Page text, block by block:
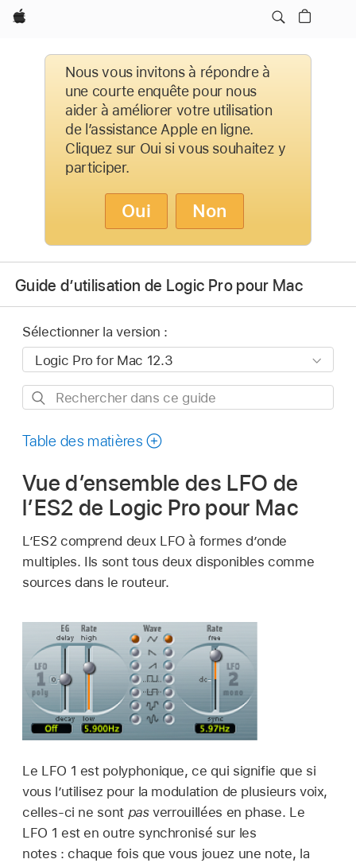
Apple
Nous vous invitons à répondre à
une courte enquête pour nous
aider à améliorer votre utilisation
de l’assistance Apple en ligne.
Cliquez sur Oui si vous souhaitez y
participer.
Oui Non
Guide d’utilisation de Logic Pro pour Mac
Sélectionner la version :
Rechercher
ce
Table des matières
Vue d’ensemble des LFO de
l’ES2 de Logic Pro pour Mac
L’ES2 comprend deux LFO à formes d’onde
multiples. Ils sont tous deux disponibles comme
sources dans le routeur.
Le LFO 1 est polyphonique, ce qui signifie que si
vous l’utilisez pour la modulation de plusieurs voix,
celles-ci ne sont pasverrouillées en phase. Le
LFO 1 est en outre synchronisé sur les
notes : chaque fois que vous jouez une note, la